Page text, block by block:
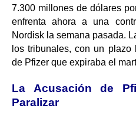
7.300 millones de dólares
enfrenta ahora a una
Nordisk la semana pasada.
los tribunales, con un plazo
de Pfizer que expiraba el
La Acusación de
Paralizar